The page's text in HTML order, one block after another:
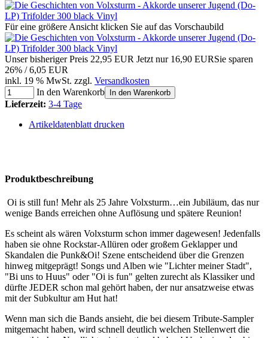
Für eine größere Ansicht klicken Sie auf das Vorschaubild
Unser bisheriger Preis 22,95 EUR Jetzt nur 16,90 EURSie sparen
26% / 6,05 EUR
inkl. 19 % MwSt. zzgl. Versandkosten
In den Warenkorb
In den Warenkorb
Lieferzeit: 3-4 Tage
Artikeldatenblatt drucken
Produktbeschreibung
Oi is still fun! Mehr als 25 Jahre Volxsturm…ein Jubiläum, das nur
wenige Bands erreichen ohne Auflösung und spätere Reunion!
Es scheint als wären Volxsturm schon immer dagewesen! Jedenfalls
haben sie ohne Rockstar-Allüren oder großem Geklapper und
Skandalen die Punk&Oi! Szene entscheidend über die Grenzen
hinweg mitgeprägt! Songs und Alben wie "Lichter meiner Stadt",
"Bi uns to Huus" oder "Oi is fun" gelten zurecht als Klassiker und
dürfte JEDER schon mal gehört haben, der nur ansatzweise etwas
mit der Subkultur am Hut hat!
Wenn man sich die Bands ansieht, die bei diesem Tribute-Sampler
mitgemacht haben, wird schnell deutlich welchen Stellenwert die